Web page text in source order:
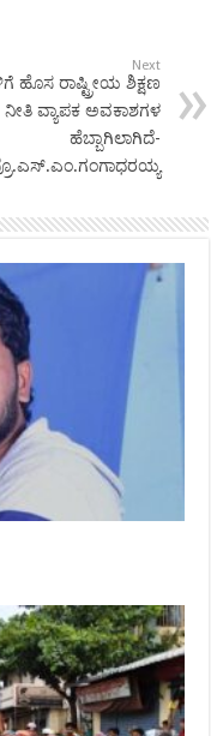
Next
ಹೊಸ ರಾಷ್ಟ್ರೀಯ ಶಿಕ್ಷಣ
ನೀತಿ ವ್ಯಾಪಕ ಅವಕಾಶಗಳ
ಹೆಬ್ಬಾಗಿಲಾಗಿದೆ-